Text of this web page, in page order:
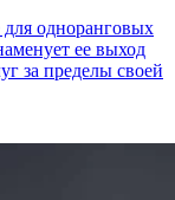
одноранговых
ее выход
за пределы своей